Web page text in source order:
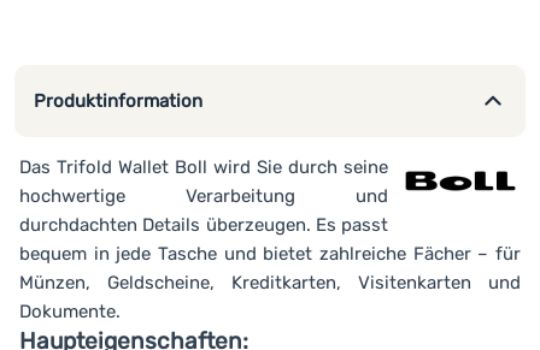
Produktinformation
Das Trifold Wallet Boll wird Sie durch seine
hochwertige Verarbeitung und
durchdachten Details überzeugen. Es passt
bequem in jede Tasche und bietet zahlreiche Fächer – für
Münzen, Geldscheine, Kreditkarten, Visitenkarten und
Dokumente.
Haupteigenschaften: